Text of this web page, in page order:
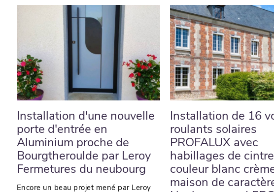
Installation d'une nouvelle
porte d'entrée en
Aluminium proche de
Bourgtheroulde par Leroy
Fermetures du neubourg
Encore un beau projet mené par Leroy
Installation de 16
roulants solaires
PROFALUX avec
habillages de cintre
couleur blanc
maison de